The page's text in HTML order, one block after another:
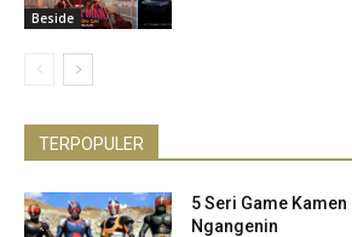
Beside
TERPOPULER
5 Seri Game
Ngangenin